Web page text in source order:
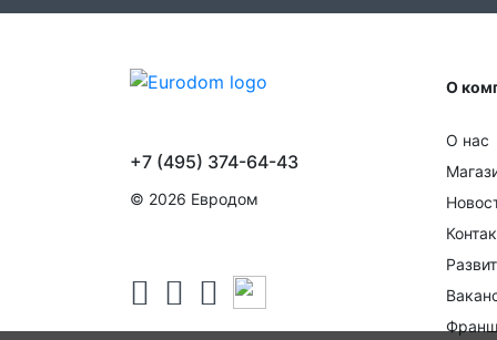
При заказе в пункт выдачи СДЭК доставка
Доставка в пункт выдачи осуществляется
только предоплаченных заказов.
Срок доставки от 1 до 2 дней.
Доставка крупногабаритных товаров и
с большим количеством товара
в течении 1-3 дней после оформления
После отгрузки заказа с вами свяжется
О
О нас
+7 (495) 374-64-43
© 2026 Евродом